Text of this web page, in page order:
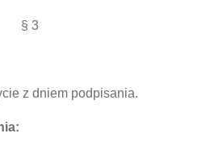
§ 3
z dniem podpisania.